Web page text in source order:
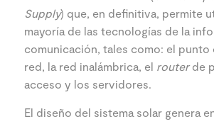
Supply) que, en definitiva, permite
mayoría de las tecnologías de la
comunicación, tales como: el punto
red, la red inalámbrica, el routerde
acceso y los servidores.
El diseño del sistema solar genera